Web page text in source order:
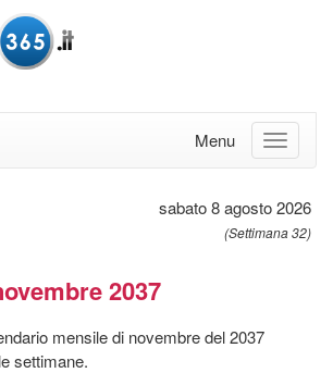
Menu
sabato 8 agosto 2026
(Settimana 32)
2037
mensile di novembre del 2037
settimane.